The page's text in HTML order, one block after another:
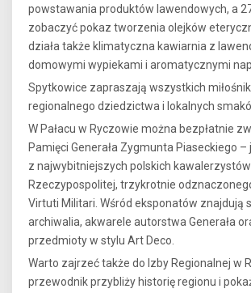
powstawania produktów lawendowych, a
zobaczyć pokaz tworzenia olejków
działa także klimatyczna kawiarnia z
domowymi wypiekami i aromatycznymi
Spytkowice zapraszają wszystkich
regionalnego dziedzictwa i lokalnych
W Pałacu w Ryczowie można bezpłatnie
Pamięci Generała Zygmunta Piaseckiego –
z najwybitniejszych polskich kawalerzystów II
Rzeczypospolitej, trzykrotnie
Virtuti Militari. Wśród eksponatów znajdują
archiwalia, akwarele autorstwa Generała
przedmioty w stylu Art Deco.
Warto zajrzeć także do Izby Regionalnej w
przewodnik przybliży historię regionu i